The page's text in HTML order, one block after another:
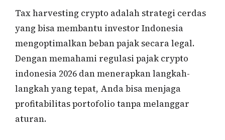
Tax harvesting crypto adalah strategi cerdas
yang bisa membantu investor Indonesia
mengoptimalkan beban pajak secara legal.
Dengan memahami regulasi pajak crypto
indonesia 2026 dan menerapkan langkah-
langkah yang tepat, Anda bisa menjaga
profitabilitas portofolio tanpa melanggar
aturan.